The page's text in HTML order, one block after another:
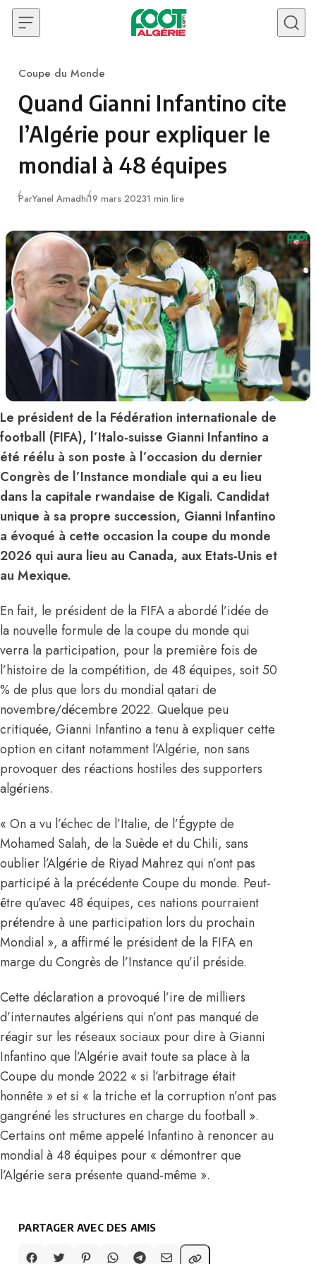
Skip to content
Category
Coupe du Monde
Quand Gianni Infantino cite
l’Algérie pour expliquer le
mondial à 48 équipes
ParYanel AmadhiPublié
19 mars 20231 min lire
Le président de la Fédération internationale de
football (FIFA), l’Italo-suisse Gianni Infantino a
été réélu à son poste à l’occasion du dernier
Congrès de l’Instance mondiale qui a eu lieu
dans la capitale rwandaise de Kigali. Candidat
unique à sa propre succession, Gianni Infantino
a évoqué à cette occasion la coupe du monde
2026 qui aura lieu au Canada, aux Etats-Unis et
au Mexique.
En fait, le président de la FIFA a abordé l’idée de
la nouvelle formule de la coupe du monde qui
verra la participation, pour la première fois de
l’histoire de la compétition, de 48 équipes, soit 50
% de plus que lors du mondial qatari de
novembre/décembre 2022. Quelque peu
critiquée, Gianni Infantino a tenu à expliquer cette
option en citant notamment l’Algérie, non sans
provoquer des réactions hostiles des supporters
algériens.
« On a vu l’échec de l’Italie, de l’Égypte de
Mohamed Salah, de la Suède et du Chili, sans
oublier l’Algérie de Riyad Mahrez qui n’ont pas
participé à la précédente Coupe du monde. Peut-
être qu’avec 48 équipes, ces nations pourraient
prétendre à une participation lors du prochain
Mondial », a affirmé le président de la FIFA en
marge du Congrès de l’Instance qu’il préside.
Cette déclaration a provoqué l’ire de milliers
d’internautes algériens qui n’ont pas manqué de
réagir sur les réseaux sociaux pour dire à Gianni
Infantino que l’Algérie avait toute sa place à la
Coupe du monde 2022 « si l’arbitrage était
honnête » et si « la triche et la corruption n’ont pas
gangréné les structures en charge du football ».
Certains ont même appelé Infantino à renoncer au
mondial à 48 équipes pour « démontrer que
l’Algérie sera présente quand-même ».
PARTAGER AVEC DES AMIS